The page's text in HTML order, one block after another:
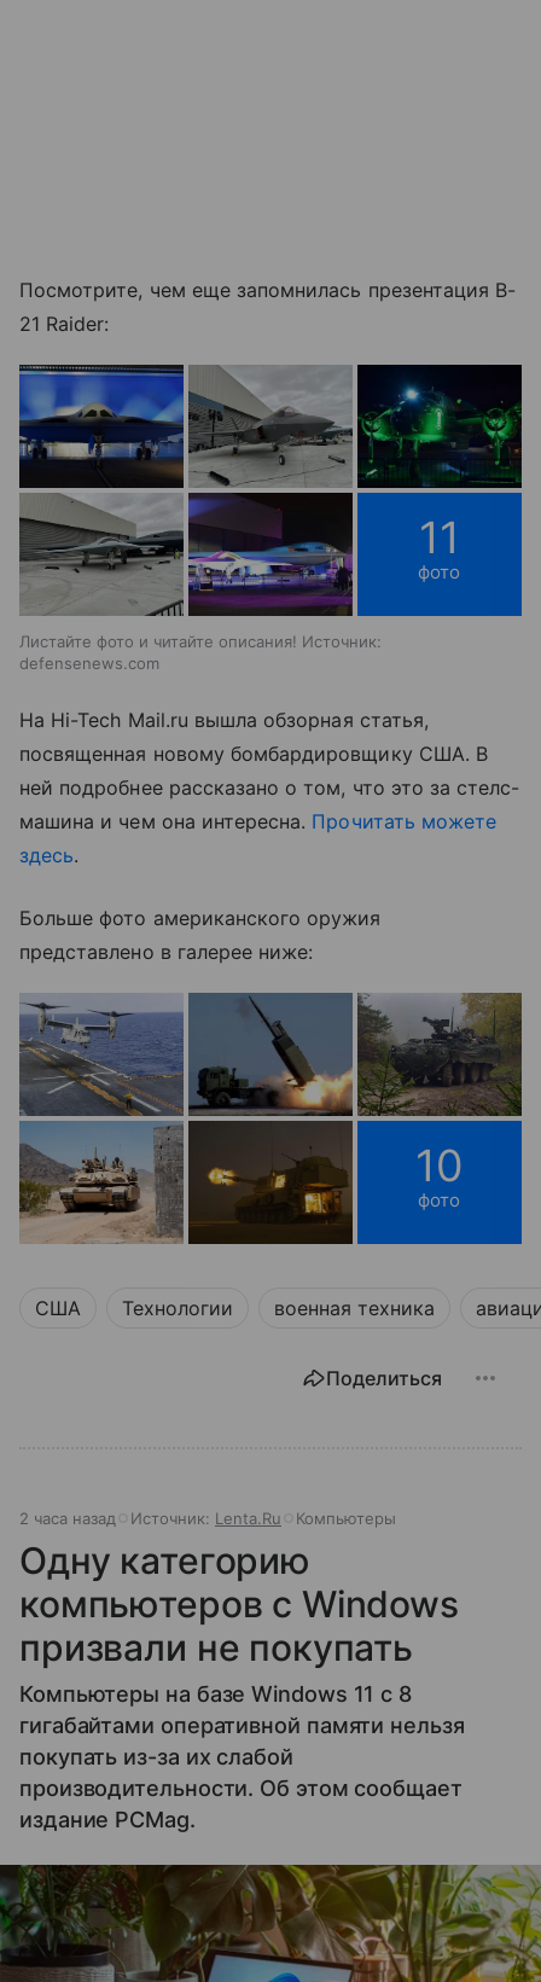
Посмотрите, чем еще запомнилась презентация B-
21 Raider:
11
фото
Листайте фото и читайте описания! Источник:
defensenews.com
На Hi-Tech Mail.ru вышла обзорная статья,
посвященная новому бомбардировщику США. В
ней подробнее рассказано о том, что это за стелс-
машина и чем она интересна. Прочитать можете
здесь.
Больше фото американского оружия
представлено в галерее ниже:
10
фото
США Технологии военная техника
Поделиться
2 часа назад Источник: Lenta.Ru Компьютеры
Одну категорию
компьютеров с Windows
призвали не покупать
Компьютеры на базе Windows 11 c 8
гигабайтами оперативной памяти нельзя
покупать из-за их слабой
производительности. Об этом сообщает
издание PCMag.